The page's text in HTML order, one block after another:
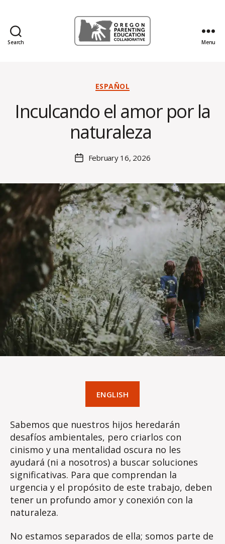
Search
Collaborative
Menu
Categories
ESPAÑOL
Inculcando el amor por la
naturaleza
author
y
H
al
e
B
s
s
e
PostFebruary 16, 2026
ENGLISH
Sabemos que nuestros hijos heredarán
desafíos ambientales, pero criarlos con
cinismo y una mentalidad oscura no les
ayudará (ni a nosotros) a buscar soluciones
significativas. Para que comprendan la
urgencia y el propósito de este trabajo, deben
tener un profundo amor y conexión con la
naturaleza.
No estamos separados de ella; somos parte de